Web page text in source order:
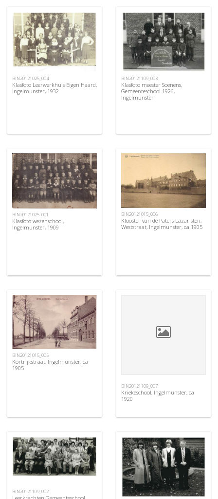
BIN20121025_004
Klasfoto Leerwerkhuis Eigen Haard,
Ingelmunster, 1932
BIN20121109_003
Klasfoto meester Soenens,
Gemeenteschool 1926,
Ingelmunster
BIN20121025_001
Klasfoto wezenschool,
Ingelmunster, 1909
BIN20121015_006
Klooster van de Paters Lazaristen,
Weststraat, Ingelmunster, ca 1905
BIN20121015_005
Kortrijkstraat, Ingelmunster, ca
1905
BIN20121109_007
Kriekeschool, Ingelmunster, ca
1920
BIN20121109_002